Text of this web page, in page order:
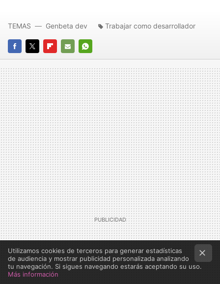
FACEBOOK
TWITTERFLIPBOARD
E-
MAIL
WHATSAPP
TEMAS Genbeta dev Trabajar como desarrollador
Utilizamos cookies de terceros para generar estadísticas
de audiencia y mostrar publicidad personalizada analizando
tu navegación. Si sigues navegando estarás aceptando su uso.
Más información